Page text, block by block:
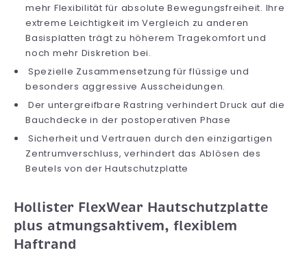
mehr Flexibilität für absolute Bewegungsfreiheit. Ihre
extreme Leichtigkeit im Vergleich zu anderen
Basisplatten trägt zu höherem Tragekomfort und
noch mehr Diskretion bei.
Spezielle Zusammensetzung für flüssige und
besonders aggressive Ausscheidungen.
Der untergreifbare Rastring verhindert Druck auf die
Bauchdecke in der postoperativen Phase
Sicherheit und Vertrauen durch den einzigartigen
Zentrumverschluss, verhindert das Ablösen des
Beutels von der Hautschutzplatte
Hollister FlexWear Hautschutzplatte
plus atmungsaktivem, flexiblem
Haftrand